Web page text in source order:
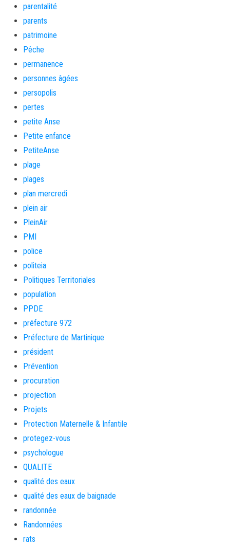
parentalité
parents
patrimoine
Pêche
permanence
personnes âgées
persopolis
pertes
petite Anse
Petite enfance
PetiteAnse
plage
plages
plan mercredi
plein air
PleinAir
PMI
police
politeia
Politiques Territoriales
population
PPDE
préfecture 972
Préfecture de Martinique
président
Prévention
procuration
projection
Projets
Protection Maternelle & Infantile
protegez-vous
psychologue
QUALITE
qualité des eaux
qualité des eaux de baignade
randonnée
Randonnées
rats